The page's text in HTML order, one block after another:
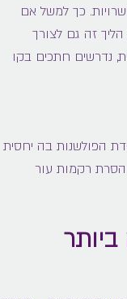
כך למשל אם
זה גם לצורך
נדרשים חתכים בקו
הפולשנות בה יחסית
רקמות עור